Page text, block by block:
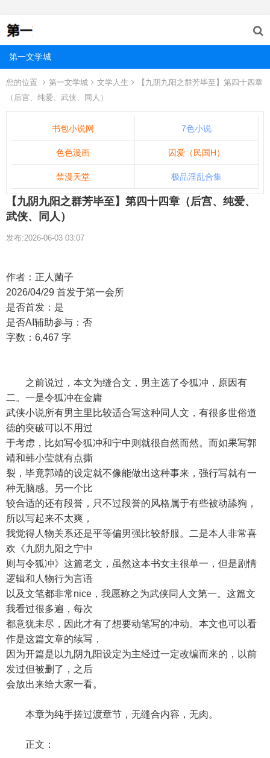
第一文学城
您的位置 第一文学城 文学人生
【九阴九阳之群芳毕至】第四十四章
（后宫、纯爱、武侠、同人）
书包小说网 7色小说
色色漫画 囚爱（民国H）
禁漫天堂 极品淫乱合集
【九阴九阳之群芳毕至】第四十四章（后宫、纯爱、
武侠、同人）
发布:2026-06-03 03:07
作者：正人菌子
2026/04/29 首发于第一会所
是否首发：是
是否AI辅助参与：否
字数：6,467 字
之前说过，本文为缝合文，男主选了令狐冲，原因有
二。一是令狐冲在金庸
武侠小说所有男主里比较适合写这种同人文，有很多世俗道
德的突破可以不用过
于考虑，比如写令狐冲和宁中则就很自然而然。而如果写郭
靖和韩小莹就有点撕
裂，毕竟郭靖的设定就不像能做出这种事来，强行写就有一
种无脑感。另一个比
较合适的还有段誉，只不过段誉的风格属于有些被动舔狗，
所以写起来不太爽，
我觉得人物关系还是平等偏男强比较舒服。二是本人非常喜
欢《九阴九阳之宁中
则与令狐冲》这篇老文，虽然这本书女主很单一，但是剧情
逻辑和人物行为言语
以及文笔都非常nice，我愿称之为武侠同人文第一。这篇文
我看过很多遍，每次
都意犹未尽，因此才有了想要动笔写的冲动。本文也可以看
作是这篇文章的续写，
因为开篇是以九阴九阳设定为主经过一定改编而来的，以前
发过但被删了，之后
会放出来给大家一看。
本章为纯手搓过渡章节，无缝合内容，无肉。
正文：